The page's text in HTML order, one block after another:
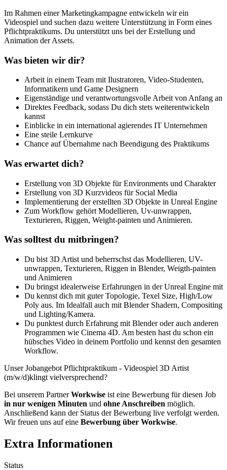
Im Rahmen einer Marketingkampagne entwickeln wir ein
Videospiel und suchen dazu weitere Unterstützung in Form eines
Pflichtpraktikums. Du unterstützt uns bei der Erstellung und
Animation der Assets.
Was bieten wir dir?
Arbeit in einem Team mit Ilustratoren, Video-Studenten,
Informatikern und Game Designern
Eigenständige und verantwortungsvolle Arbeit von Anfang an
Direktes Feedback, sodass Du dich stets weiterentwickeln
kannst
Einblicke in ein international agierendes IT Unternehmen
Eine steile Lernkurve
Chance auf Übernahme nach Beendigung des Praktikums
Was erwartet dich?
Erstellung von 3D Objekte für Environments und Charakter
Erstellung von 3D Kurzvideos für Social Media
Implementierung der erstellten 3D Objekte in Unreal Engine
Zum Workflow gehört Modellieren, Uv-unwrappen,
Texturieren, Riggen, Weight-painten und Animieren.
Was solltest du mitbringen?
Du bist 3D Artist und beherrschst das Modellieren, UV-
unwrappen, Texturieren, Riggen in Blender, Weigth-painten
und Animieren
Du bringst idealerweise Erfahrungen in der Unreal Engine mit
Du kennst dich mit guter Topologie, Texel Size, High/Low
Poly aus. Im Idealfall auch mit Blender Shadern, Compositing
und Lighting/Kamera.
Du punktest durch Erfahrung mit Blender oder auch anderen
Programmen wie Cinema 4D. Am besten hast du schon ein
hübsches Video in deinem Portfolio und kennst den gesamten
Workflow.
Unser Jobangebot Pflichtpraktikum - Videospiel 3D Artist
(m/w/d)klingt vielversprechend?
Bei unserem PartnerWorkwise ist eine Bewerbung für diesen Job
in nur wenigen Minuten und ohne Anschreiben möglich.
Anschließend kann der Status der Bewerbung live verfolgt werden.
Wir freuen uns auf eine Bewerbung über Workwise.
Extra Informationen
Status